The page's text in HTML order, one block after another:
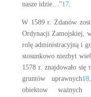
nasze idzie…”17.
W 1589 r. Żdanów
Ordynacji Zamojskiej,
rolę administracyjną i
stosunkowo niezbyt
1578 r. znajdowało się
gruntów uprawnych18
obiektow ważnych